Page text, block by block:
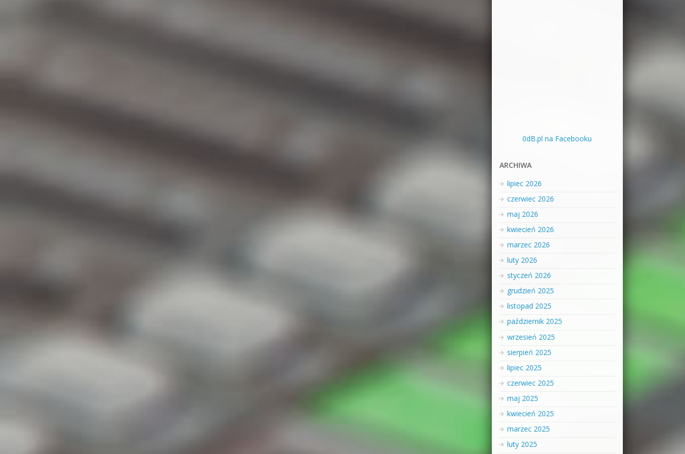
0dB.pl na Facebooku
ARCHIWA
lipiec 2026
czerwiec 2026
maj 2026
kwiecień 2026
marzec 2026
luty 2026
styczeń 2026
grudzień 2025
listopad 2025
październik 2025
wrzesień 2025
sierpień 2025
lipiec 2025
czerwiec 2025
maj 2025
kwiecień 2025
marzec 2025
luty 2025